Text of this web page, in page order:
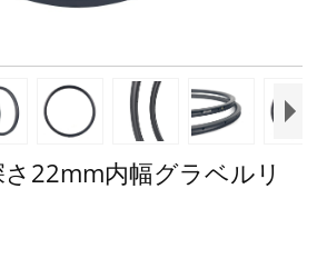
22mm内幅グラベルリ